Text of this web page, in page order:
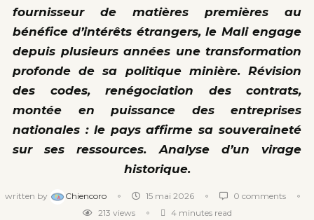
fournisseur de matières premières au
bénéfice d’intérêts étrangers, le Mali engage
depuis plusieurs années une transformation
profonde de sa politique minière. Révision
des codes, renégociation des contrats,
montée en puissance des entreprises
nationales : le pays affirme sa souveraineté
sur ses ressources. Analyse d’un virage
historique.
written by Chiencoro 15 mai 2026
0 comments
213 views 4 minutes read